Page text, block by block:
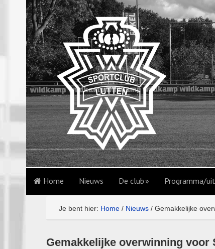
Home Nieuws De club Programma/
Je bent hier: Home / Nieuws / Gemakkelijke
Gemakkelijke overwinning voor